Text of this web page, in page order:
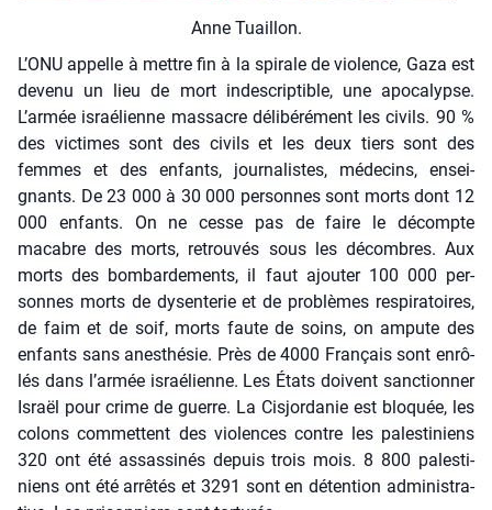
Anne Tuaillon.
L’ONU appelle à mettre fin à la spi­rale de vio­lence, Gaza est
deve­nu un lieu de mort indes­crip­tible, une apo­ca­lypse.
L’armée israé­lienne mas­sacre déli­bé­ré­ment les civils. 90 %
des vic­times sont des civils et les deux tiers sont des
femmes et des enfants, jour­na­listes, méde­cins, ensei­
gnants. De 23 000 à 30 000 per­sonnes sont morts dont 12
000 enfants. On ne cesse pas de faire le décompte
macabre des morts, retrou­vés sous les décombres. Aux
morts des bom­bar­de­ments, il faut ajou­ter 100 000 per­
sonnes morts de dys­en­te­rie et de pro­blèmes res­pi­ra­toires,
de faim et de soif, morts faute de soins, on ampute des
enfants sans anes­thé­sie. Près de 4000 Fran­çais sont enrô­
lés dans l’armée israé­lienne. Les États doivent sanc­tion­ner
Israël pour crime de guerre. La Cis­jor­da­nie est blo­quée, les
colons com­mettent des vio­lences contre les pales­ti­niens
320 ont été assas­si­nés depuis trois mois. 8 800 pales­ti­
niens ont été arrê­tés et 3291 sont en déten­tion admi­nis­tra­